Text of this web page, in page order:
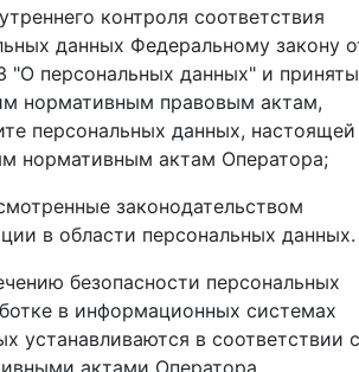
контроля соответствия
данных Федеральному закону
"О персональных данных" и
нормативным правовым актам,
персональных данных, настоящей
нормативным актам Оператора;
законодательством
в области персональных данных.
безопасности персональных
в информационных системах
устанавливаются в соответствии с
актами Оператора,